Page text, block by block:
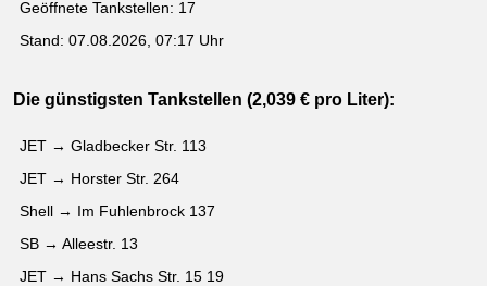
Geöffnete Tankstellen: 17
Stand: 07.08.2026, 07:17 Uhr
Die günstigsten Tankstellen (2,039 € pro Liter):
JET → Gladbecker Str. 113
JET → Horster Str. 264
Shell → Im Fuhlenbrock 137
SB → Alleestr. 13
JET → Hans Sachs Str. 15 19